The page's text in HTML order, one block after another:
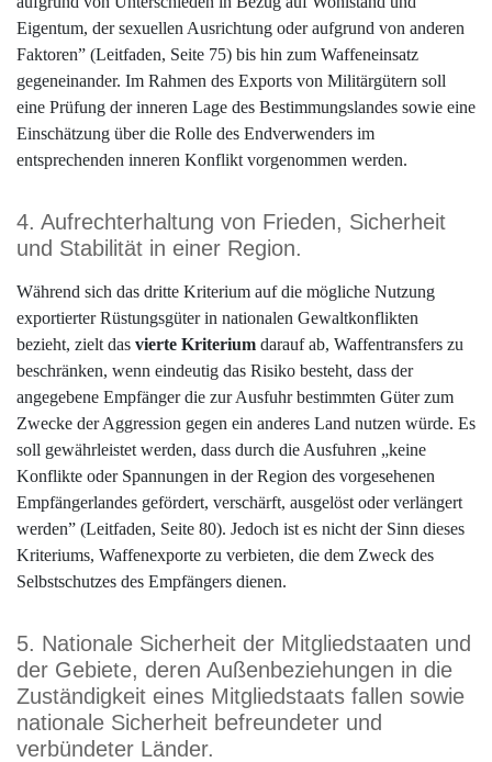
Eigentum, der sexuellen Ausrichtung oder aufgrund von anderen
Faktoren” (Leitfaden, Seite 75) bis hin zum Waffeneinsatz
gegeneinander. Im Rahmen des Exports von Militärgütern soll
eine Prüfung der inneren Lage des Bestimmungslandes sowie eine
Einschätzung über die Rolle des Endverwenders im
entsprechenden inneren Konflikt vorgenommen werden.
4. Aufrechterhaltung von Frieden, Sicherheit
und Stabilität in einer Region.
Während sich das dritte Kriterium auf die mögliche Nutzung
exportierter Rüstungsgüter in nationalen Gewaltkonflikten
bezieht, zielt das vierte Kriterium darauf ab, Waffentransfers zu
beschränken, wenn eindeutig das Risiko besteht, dass der
angegebene Empfänger die zur Ausfuhr bestimmten Güter zum
Zwecke der Aggression gegen ein anderes Land nutzen würde. Es
soll gewährleistet werden, dass durch die Ausfuhren „keine
Konflikte oder Spannungen in der Region des vorgesehenen
Empfängerlandes gefördert, verschärft, ausgelöst oder verlängert
werden” (Leitfaden, Seite 80). Jedoch ist es nicht der Sinn dieses
Kriteriums, Waffenexporte zu verbieten, die dem Zweck des
Selbstschutzes des Empfängers dienen.
5. Nationale Sicherheit der Mitgliedstaaten und
der Gebiete, deren Außenbeziehungen in die
Zuständigkeit eines Mitgliedstaats fallen sowie
nationale Sicherheit befreundeter und
verbündeter Länder.